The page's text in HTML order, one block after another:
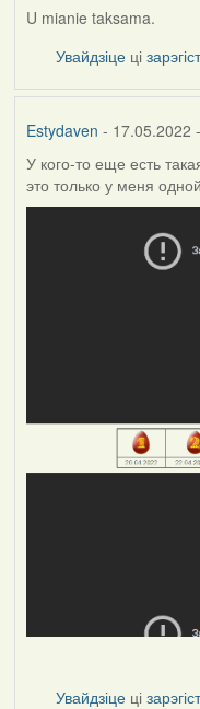
U mianie taksama.
Увайдзіце ці
Estydaven - 17.05.2022
У кого-то еще есть
это только у меня
Увайдзіце ці